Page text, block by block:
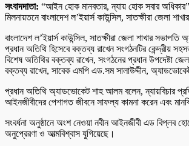
সংবাদদাতা: “আইন হোক মানবতার, ন্যায় হোক সবার
মিলনায়তনে বাংলাদেশ ল’ইয়ার্স কাউন্সিল, সাতক্ষীরা জেলা
বাংলাদেশ ল’ইয়ার্স কাউন্সিল, সাতক্ষীরা জেলা শাখার
প্রধান অতিথি হিসেবে বক্তব্য রাখেন সংগঠনটির কেন্দ্রীয়
বিশেষ অতিথির বক্তব্য রাখেন, সংগঠনের প্রধান উপদেষ্টা
বক্তব্য রাখেন, সাবেক এমপি এড.সম সালাউদ্দীন,
প্রধান অতিথি অ্যাডভোকেট শাহ আলম বলেন, ন্যায়বিচার
আইনজীবীদের পেশাগত জীবনে সাফল্য কামনা করেন এবং
সংবর্ধনা অনুষ্ঠানে অংশ নেওয়া নবীন আইনজীবী এড বিপ্লব
অনুপ্রেরণা ও আত্মবিশ্বাস যুগিয়েছে।